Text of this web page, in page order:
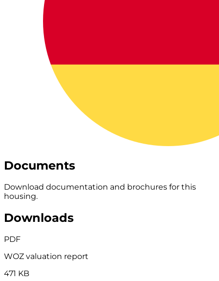
Documents
Download documentation and brochures for this
housing.
Downloads
PDF
WOZ valuation report
471 KB